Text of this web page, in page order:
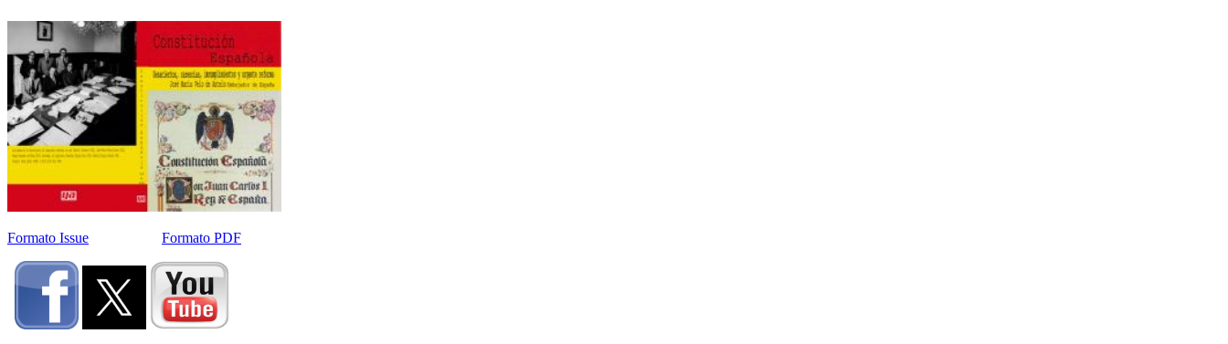
Formato Issue Formato PDF